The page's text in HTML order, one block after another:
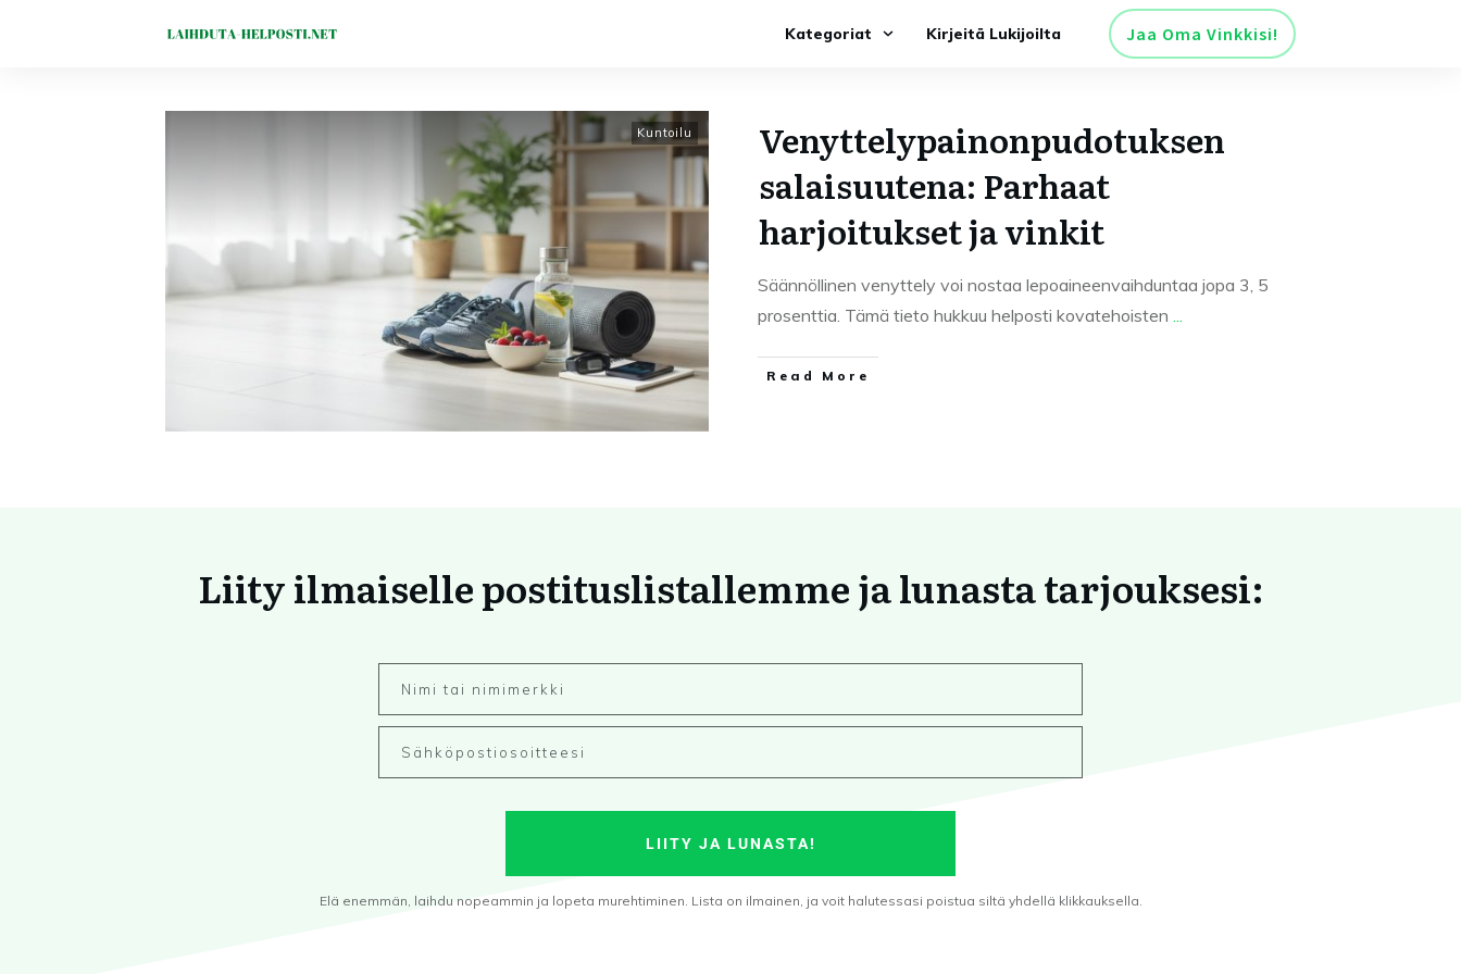
Kategoriat Kirjeitä Lukijoilta Jaa Oma Vinkkisi!
Kuntoilu
Venyttelypainonpudotuksen
salaisuutena: Parhaat
harjoitukset ja vinkit
Säännöllinen venyttely voi nostaa lepoaineenvaihduntaa jopa 3, 5
prosenttia. Tämä tieto hukkuu helposti kovatehoisten ...
Read More
Liity ilmaiselle postituslistallemme ja lunasta tarjouksesi:
LIITY JA LUNASTA!
Elä enemmän, laihdu nopeammin ja lopeta murehtiminen. Lista on ilmainen, ja voit halutessasi poistua siltä yhdellä klikkauksella.